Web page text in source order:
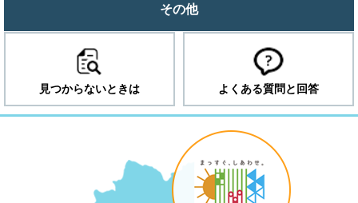
その他
見つからないときは よくある質問と回答